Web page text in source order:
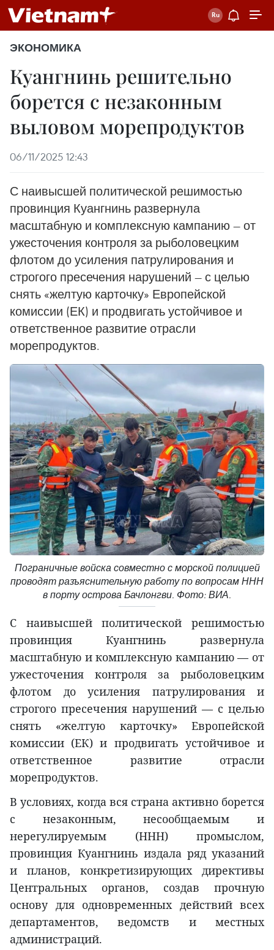
ЭКОНОМИКА
Куангнинь решительно
борется с незаконным
выловом морепродуктов
06/11/2025 12:43
С наивысшей политической решимостью
провинция Куангнинь развернула
масштабную и комплексную кампанию — от
ужесточения контроля за рыболовецким
флотом до усиления патрулирования и
строгого пресечения нарушений — с целью
снять «желтую карточку» Европейской
комиссии (ЕК) и продвигать устойчивое и
ответственное развитие отрасли
морепродуктов.
Пограничные войска совместно с морской полицией
проводят разъяснительную работу по вопросам ННН
в порту острова Бачлонгви. Фото: ВИА.
С наивысшей политической решимостью
провинция Куангнинь развернула
масштабную и комплексную кампанию — от
ужесточения контроля за рыболовецким
флотом до усиления патрулирования и
строгого пресечения нарушений — с целью
снять «желтую карточку» Европейской
комиссии (ЕК) и продвигать устойчивое и
ответственное развитие отрасли
морепродуктов.
В условиях, когда вся страна активно борется
с незаконным, несообщаемым и
нерегулируемым (ННН) промыслом,
провинция Куангнинь издала ряд указаний
и планов, конкретизирующих директивы
Центральных органов, создав прочную
основу для одновременных действий всех
департаментов, ведомств и местных
администраций.